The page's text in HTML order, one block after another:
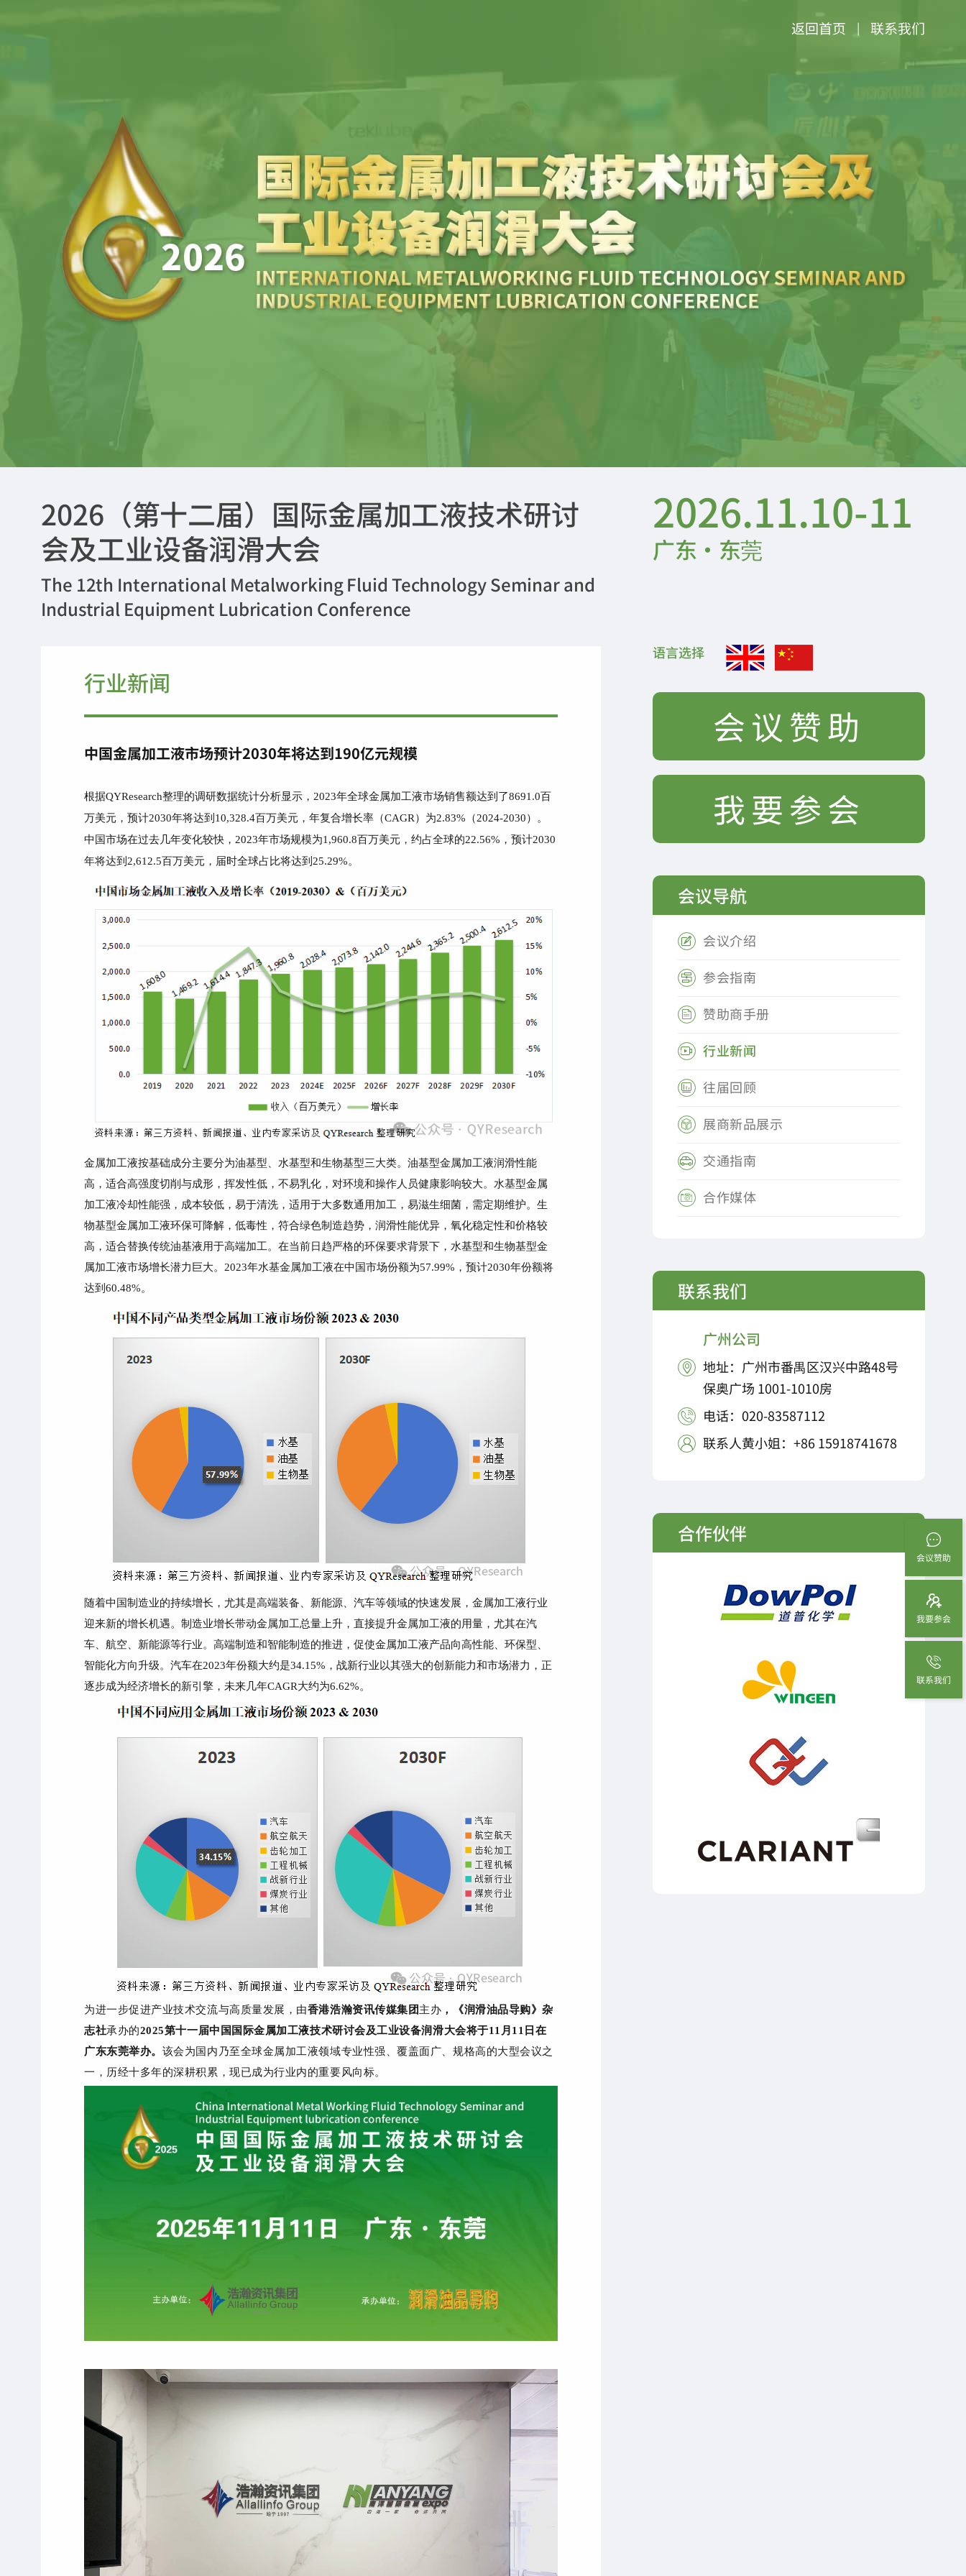
返回首页 | 联系我们
2026（第十二届）国际金属加工液技术研讨
会及工业设备润滑大会
The 12th International Metalworking Fluid Technology Seminar and
Industrial Equipment Lubrication Conference
2026.11.10-11
广东·东莞
行业新闻
中国金属加工液市场预计2030年将达到190亿元规模
根据QYResearch整理的调研数据统计分析显示，2023年全球金属加工液市场销售额达到了8691.0百
万美元，预计2030年将达到10,328.4百万美元，年复合增长率（CAGR）为2.83%（2024-2030）。
中国市场在过去几年变化较快，2023年市场规模为1,960.8百万美元，约占全球的22.56%，预计2030
年将达到2,612.5百万美元，届时全球占比将达到25.29%。
金属加工液按基础成分主要分为油基型、水基型和生物基型三大类。油基型金属加工液润滑性能
高，适合高强度切削与成形，挥发性低，不易乳化，对环境和操作人员健康影响较大。水基型金属
加工液冷却性能强，成本较低，易于清洗，适用于大多数通用加工，易滋生细菌，需定期维护。生
物基型金属加工液环保可降解，低毒性，符合绿色制造趋势，润滑性能优异，氧化稳定性和价格较
高，适合替换传统油基液用于高端加工。在当前日趋严格的环保要求背景下，水基型和生物基型金
属加工液市场增长潜力巨大。 2023年水基金属加工液在中国市场份额为57.99%，预计2030年份额将
达到60.48%。
随着中国制造业的持续增长，尤其是高端装备、新能源、汽车等领域的快速发展，金属加工液行业
迎来新的增长机遇。制造业增长带动金属加工总量上升，直接提升金属加工液的用量，尤其在汽
车、航空、新能源等行业。高端制造和智能制造的推进，促使金属加工液产品向高性能、环保型、
智能化方向升级。 汽车在2023年份额大约是34.15%，战新行业以其强大的创新能力和市场潜力，正
逐步成为经济增长的新引擎，未来几年CAGR大约为6.62%。
为进一步促进产业技术交流与高质量发展， 由香港浩瀚资讯传媒集团主办 ，《润滑油品导购》杂
志社承办的2025第十一届中国国际金属加工液技术研讨会及工业设备润滑大会将于11月11日在
广东东莞举办。 该会为国内乃至全球金属加工液领域专业性强、覆盖面广、规格高的大型会议之
一，历经十多年的深耕积累，现已成为行业内的重要风向标。
语言选择
会议赞助
我要参会
会议导航
 会议介绍
 参会指南
 赞助商手册
 行业新闻
 往届回顾
 展商新品展示
 交通指南
 合作媒体
联系我们
广州公司
 地址：广州市番禺区汉兴中路48号
保奥广场 1001-1010房
 电话：020-83587112
 联系人黄小姐：+86 15918741678
合作伙伴
会议赞助
我要参会
联系我们